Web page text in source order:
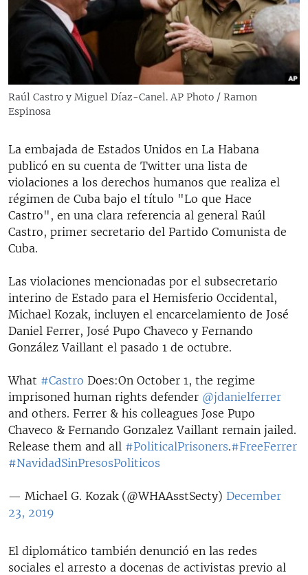
RADIO MARTÍ
ESPECIALES
ESPECIALES
LA REALIDAD DE LA VIVIENDA EN CUBA
SER VIEJO EN CUBA
LOS SANTOS DE HIALEAH
DESINFORMACIÓN RUSA EN AMÉRICA LATINA
LA INVASIÓN DE RUSIA A UCRANIA
MULTIMEDIA
EDITORIALES
Raúl Castro y Miguel Díaz-Canel. AP Photo / Ramon
Espinosa
La embajada de Estados Unidos en La Habana
publicó en su cuenta de Twitter una lista de
violaciones a los derechos humanos que realiza el
régimen de Cuba bajo el título "Lo que Hace
Castro", en una clara referencia al general Raúl
Castro, primer secretario del Partido Comunista de
Cuba.
Las violaciones mencionadas por el subsecretario
interino de Estado para el Hemisferio Occidental,
Michael Kozak, incluyen el encarcelamiento de José
Daniel Ferrer, José Pupo Chaveco y Fernando
González Vaillant el pasado 1 de octubre.
What #Castro Does:On October 1, the regime
imprisoned human rights defender @jdanielferrer
and others. Ferrer & his colleagues Jose Pupo
Chaveco & Fernando Gonzalez Vaillant remain jailed.
Release them and all #PoliticalPrisoners.#FreeFerrer
#NavidadSinPresosPoliticos
— Michael G. Kozak (@WHAAsstSecty) December
23, 2019
El diplomático también denunció en las redes
sociales el arresto a docenas de activistas previo al